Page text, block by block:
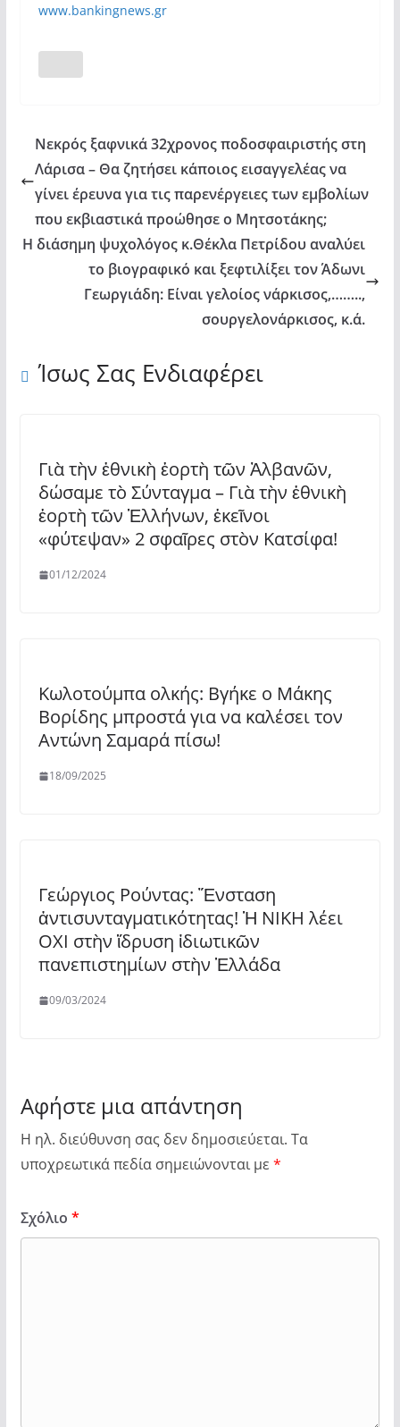
www.bankingnews.gr
Νεκρός ξαφνικά 32χρονος ποδοσφαιριστής στη
Λάρισα – Θα ζητήσει κάποιος εισαγγελέας να
γίνει έρευνα για τις παρενέργειες των εμβολίων
που εκβιαστικά προώθησε ο Μητσοτάκης;
Η διάσημη ψυχολόγος κ.Θέκλα Πετρίδου αναλύει
το βιογραφικό και ξεφτιλίξει τον Άδωνι
Γεωργιάδη: Είναι γελοίος νάρκισος,……..,
σουργελονάρκισος, κ.ά.
Ίσως Σας Ενδιαφέρει
Γιὰ τὴν ἐθνικὴ ἑορτὴ τῶν Ἀλβανῶν,
δώσαμε τὸ Σύνταγμα – Γιὰ τὴν ἐθνικὴ
ἑορτὴ τῶν Ἑλλήνων, ἐκεῖνοι
«φύτεψαν» 2 σφαῖρες στὸν Κατσίφα!
01/12/2024
Κωλοτούμπα ολκής: Βγήκε ο Μάκης
Βορίδης μπροστά για να καλέσει τον
Αντώνη Σαμαρά πίσω!
18/09/2025
Γεώργιος Ρούντας: Ἔνσταση
ἀντισυνταγματικότητας! Ἡ ΝΙΚΗ λέει
ΟΧΙ στὴν ἵδρυση ἰδιωτικῶν
πανεπιστημίων στὴν Ἑλλάδα
09/03/2024
Αφήστε μια απάντηση
Η ηλ. διεύθυνση σας δεν δημοσιεύεται. Τα
υποχρεωτικά πεδία σημειώνονται με *
Σχόλιο *